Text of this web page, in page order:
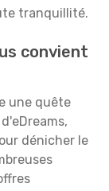
tranquillité.
convient
une quête
dénicher le